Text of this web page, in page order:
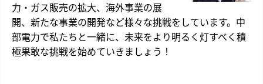
力・ガス販売の拡大、海外事業の展
開、新たな事業の開発など様々な挑戦をしています。中
部電力で私たちと一緒に、未来をより明るく灯すべく積
極果敢な挑戦を始めていきましょう！